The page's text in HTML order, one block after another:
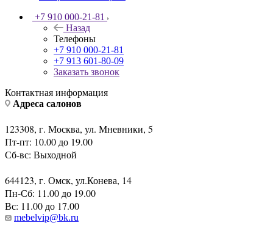
+7 910 000-21-81
Назад
Телефоны
+7 910 000-21-81
+7 913 601-80-09
Заказать звонок
Контактная информация
Адреса салонов
123308, г. Москва, ул. Мневники, 5
Пт-пт: 10.00 до 19.00
Сб-вс: Выходной
644123, г. Омск, ул.Конева, 14
Пн-Сб: 11.00 до 19.00
Вс: 11.00 до 17.00
mebelvip@bk.ru